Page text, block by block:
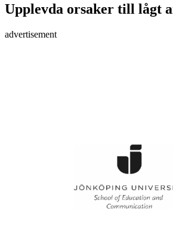
Upplevda orsaker till lågt
advertisement